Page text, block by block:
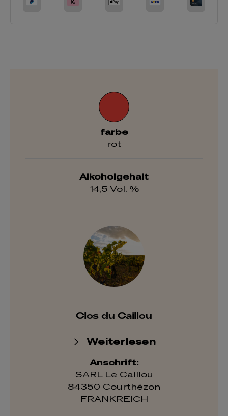
farbe
rot
Alkoholgehalt
14,5 Vol. %
Clos du Caillou
Weiterlesen
Anschrift:
SARL Le Caillou
84350 Courthézon
FRANKREICH